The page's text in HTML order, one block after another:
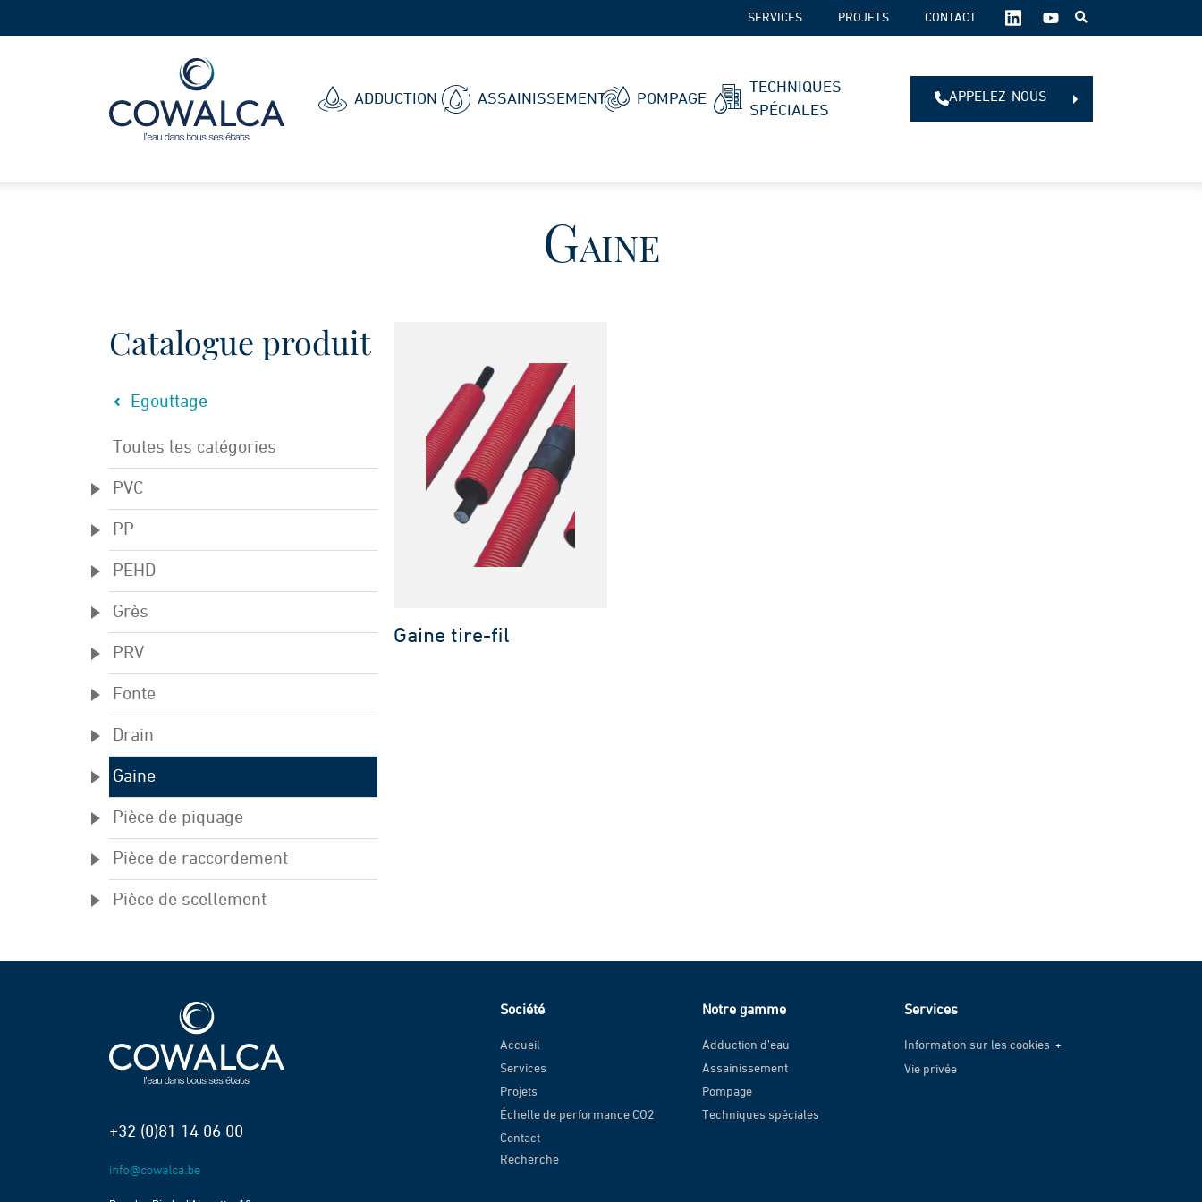
ADDUCTION ASSAINISSEMENT POMPAGE
TECHNIQUES
SPÉCIALES
SERVICES PROJETS CONTACT
SUIVEZ-
NOUS
APPELEZ-NOUS
Gaine
Catalogue produit
Egouttage
Toutes les catégories
PVC
PP
PEHD
Grès
PRV
Fonte
Drain
Gaine
Pièce de piquage
Pièce de raccordement
Pièce de scellement
Gaine tire-fil
+32 (0)81 14 06 00
Société
Accueil
Services
Projets
Échelle de performance CO2
Contact
Recherche
Notre gamme
Adduction d’eau
Assainissement
Pompage
Techniques spéciales
Services
Information sur les cookies
Information sur les cookies
Vie privée